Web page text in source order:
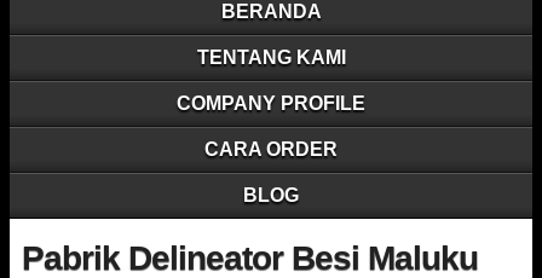
BERANDA
TENTANG KAMI
COMPANY PROFILE
CARA ORDER
BLOG
Pabrik Delineator Besi Maluku